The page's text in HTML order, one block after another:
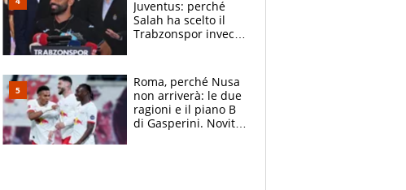
Juventus: perché
Salah ha scelto il
Trabzonspor invece
Roma, perché Nusa
non arriverà: le due
ragioni e il piano B
di Gasperini. Novità